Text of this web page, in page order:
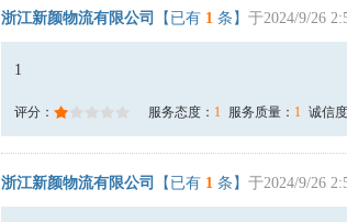
浙江新颜物流有限公司 【已有 1 条】 于2024/9/26
1
评分： 服务态度： 1 服务质量： 1 诚信度
浙江新颜物流有限公司 【已有 1 条】 于2024/9/26